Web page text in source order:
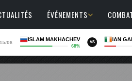
ÉVÉNEMENTS
15/08
ISLAM MAKHACHEV
68%
VS IAN